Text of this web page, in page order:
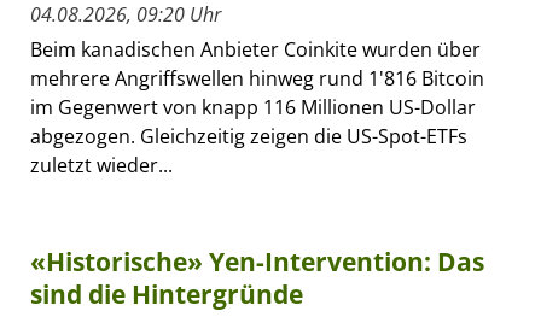
04.08.2026, 09:20 Uhr
Beim kanadischen Anbieter Coinkite wurden über
mehrere Angriffswellen hinweg rund 1'816 Bitcoin
im Gegenwert von knapp 116 Millionen US-Dollar
abgezogen. Gleichzeitig zeigen die US-Spot-ETFs
zuletzt wieder...
«Historische» Yen-Intervention: Das
sind die Hintergründe